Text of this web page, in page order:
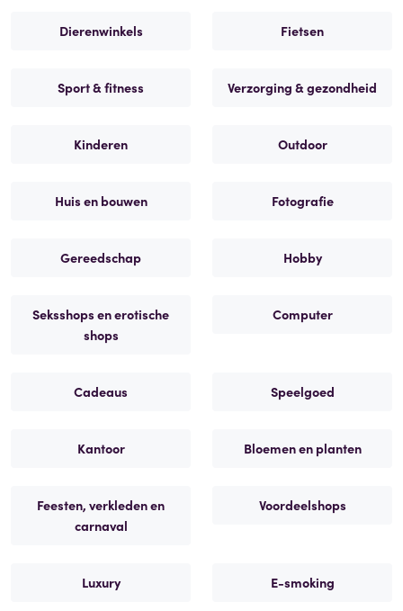
Dierenwinkels Fietsen
Sport & fitness Verzorging & gezondheid
Kinderen Outdoor
Huis en bouwen Fotografie
Gereedschap Hobby
Seksshops en erotische
shops
Computer
Cadeaus Speelgoed
Kantoor Bloemen en planten
Feesten, verkleden en
carnaval
Voordeelshops
Luxury E-smoking